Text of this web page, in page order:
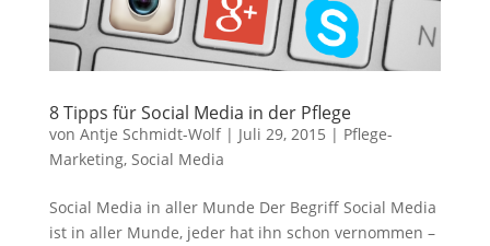
8 Tipps für Social Media in der Pflege
von Antje Schmidt-Wolf| Juli 29, 2015 | Pflege-
Marketing, Social Media
Social Media in aller Munde Der Begriff Social Media
ist in aller Munde, jeder hat ihn schon vernommen –